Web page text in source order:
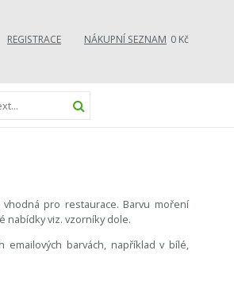
REGISTRACE NÁKUPNÍ SEZNAM 0 Kč
pro restaurace. Barvu moření
nabídky viz. vzorníky dole.
barvách, například v bílé,